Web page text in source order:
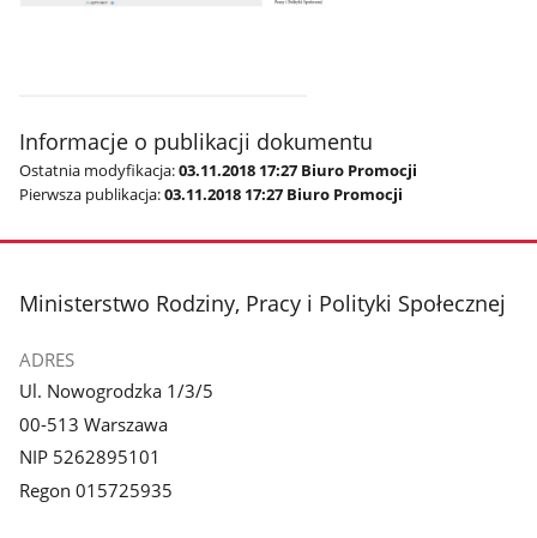
Informacje o publikacji dokumentu
Ostatnia modyfikacja:03.11.2018 17:27 Biuro Promocji
Pierwsza publikacja:03.11.2018 17:27 Biuro Promocji
stopka
Ministerstwo Rodziny, Pracy i Polityki Społecznej
ADRES
Ul. Nowogrodzka 1/3/5
00-513 Warszawa
NIP 5262895101
Regon 015725935